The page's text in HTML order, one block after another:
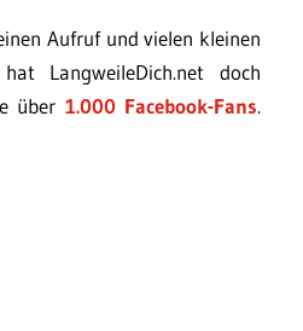
Aufruf und vielen kleinen
LangweileDich.net doch
über 1.000 Facebook-Fans.